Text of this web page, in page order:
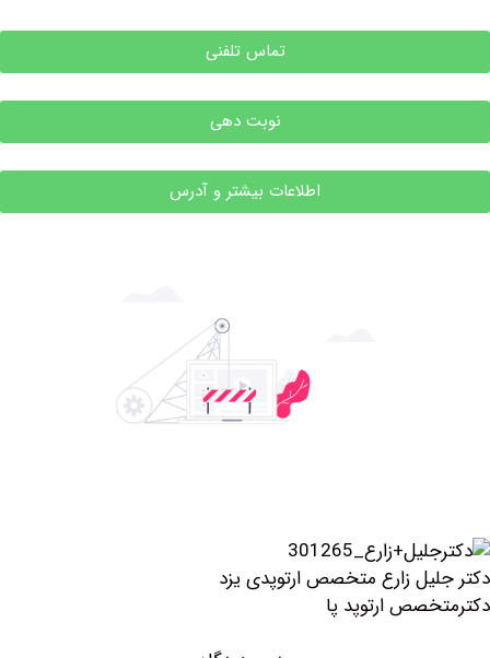
تماس تلفنی
نوبت دهی
اطلاعات بیشتر و آدرس
زارع متخصص ارتوپدی یزد
ارتوپد پا